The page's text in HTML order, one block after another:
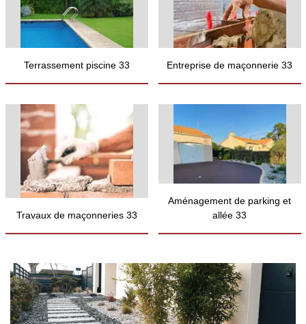
Terrassement piscine 33 Entreprise de maçonnerie 33
Travaux de maçonneries 33
Aménagement de parking et
allée 33